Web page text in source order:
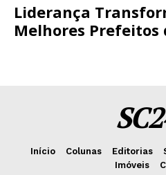
Liderança
Melhores Prefeitos
Início Colunas Editorias
Imóveis